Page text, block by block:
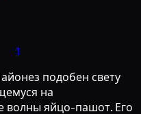
1
подобен свету
на
волны яйцо-пашот. Его